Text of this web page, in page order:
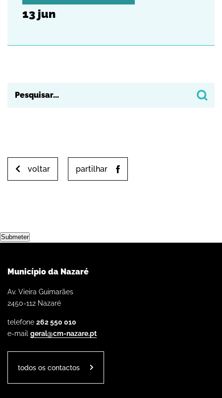
iCalendar
Outlook
13 jun
voltar partilhar
Submeter
Município da Nazaré
Av. Vieira Guimarães
2450-112 Nazaré
telefone 262 550 010
e-mail geral@cm-nazare.pt
todos os contactos